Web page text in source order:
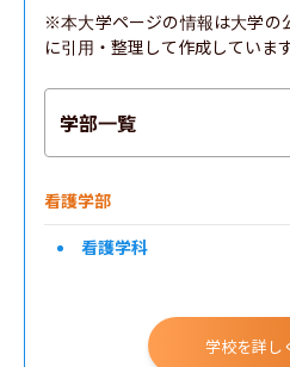
※本大学ページの情報は大学の
に引用・整理して作成しています
学部一覧
看護学部
看護学科
学校を詳し